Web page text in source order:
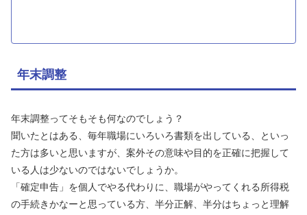
年末調整
年末調整ってそもそも何なのでしょう？
聞いたとはある、毎年職場にいろいろ書類を出している、といっ
た方は多いと思いますが、案外その意味や目的を正確に把握して
いる人は少ないのではないでしょうか。
「確定申告」を個人でやる代わりに、職場がやってくれる所得税
の手続きかなーと思っている方、半分正解、半分はちょっと理解